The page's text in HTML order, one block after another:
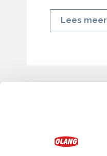
Lees meer